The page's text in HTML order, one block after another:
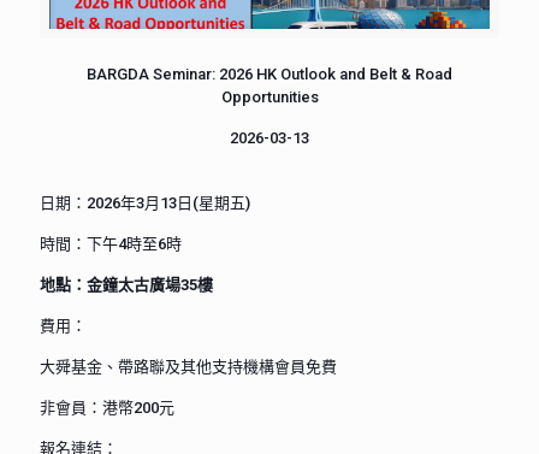
BARGDA Seminar: 2026 HK Outlook and Belt & Road
Opportunities
2026-03-13
日期：2026年3月13日(星期五)
時間：下午4時至6時
地點：金鐘太古廣場35樓
費用：
大舜基金、帶路聯及其他支持機構會員免費
非會員：港幣200元
報名連結：